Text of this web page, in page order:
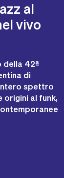
al
vivo
della 42ª
di
spettro
origini al funk,